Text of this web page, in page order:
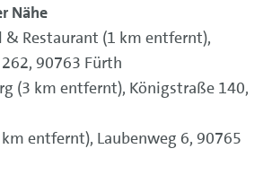
Nähe
Restaurant (1 km entfernt),
90763 Fürth
(3 km entfernt), Königstraße 140,
entfernt), Laubenweg 6, 90765